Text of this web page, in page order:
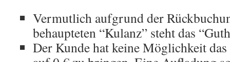
Vermutlich aufgrund der
behaupteten “Kulanz” steht das
Der Kunde hat keine Möglichkeit